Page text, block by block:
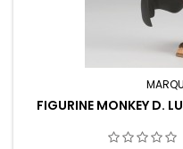
FIGURINE MONKEY D.